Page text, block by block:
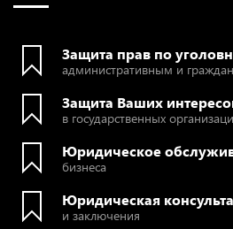
Защита прав по
административным и
Защита Ваших
в государственных
Юридическое
бизнеса
Юридическая
и заключения